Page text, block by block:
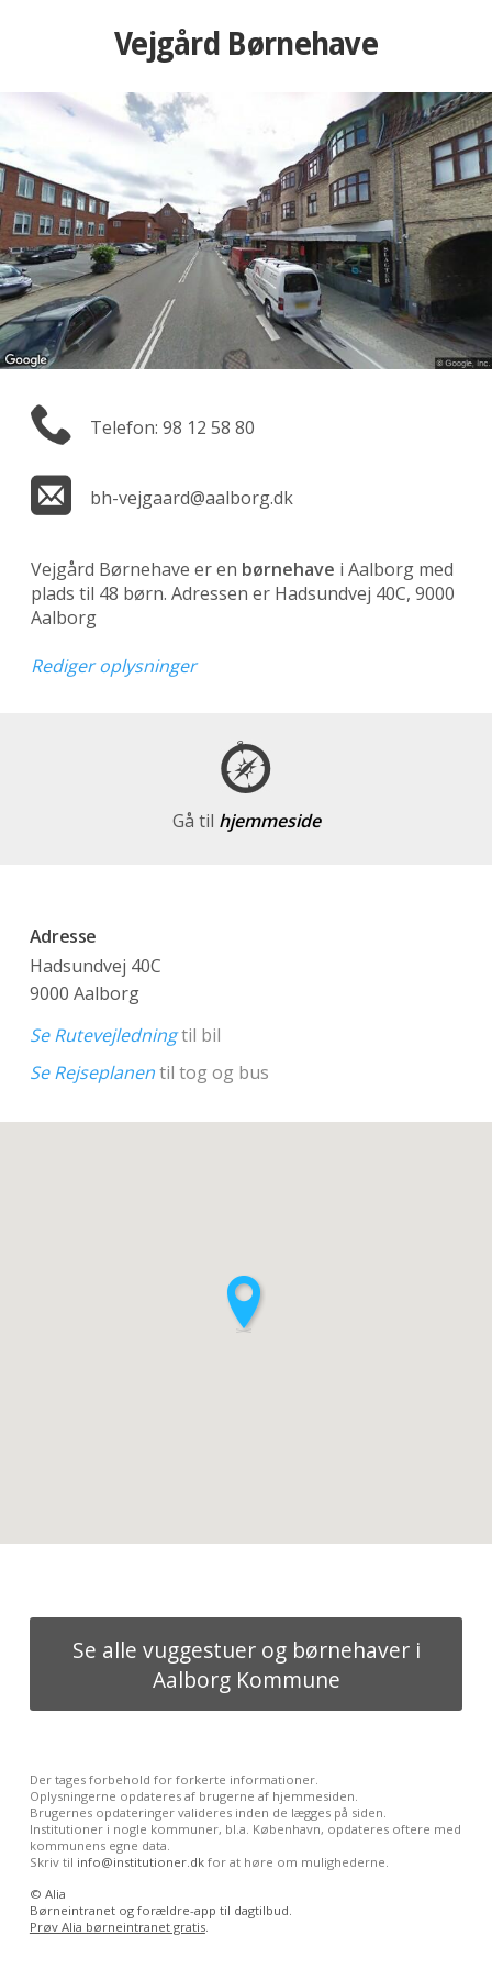
Vejgård Børnehave
Telefon: 98 12 58 80
bh-vejgaard@aalborg.dk
Vejgård Børnehave er en børnehave i Aalborg med
plads til 48 børn. Adressen er Hadsundvej 40C, 9000
Aalborg
Rediger oplysninger
Gå til hjemmeside
Adresse
Hadsundvej 40C
9000 Aalborg
Se Rutevejledningtil bil
Se Rejseplanentil tog og bus
Se alle vuggestuer og børnehaver i
Aalborg Kommune
Der tages forbehold for forkerte informationer.
Oplysningerne opdateres af brugerne af hjemmesiden.
Brugernes opdateringer valideres inden de lægges på siden.
Institutioner i nogle kommuner, bl.a. København, opdateres oftere med
kommunens egne data.
Skriv til info@institutioner.dkfor at høre om mulighederne.
© Alia
Børneintranet og forældre-app til dagtilbud.
Prøv Alia børneintranet gratis.